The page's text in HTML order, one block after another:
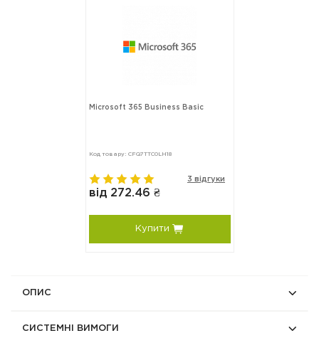
Microsoft 365 Business Basic
Код товару: CFQ7TTC0LH18
3 відгуки
від 272.46 ₴
Купити
ОПИС
СИСТЕМНІ ВИМОГИ